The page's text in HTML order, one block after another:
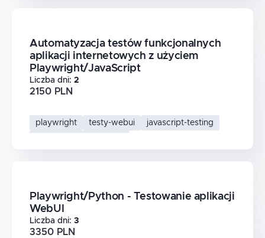
Automatyzacja testów funkcjonalnych
aplikacji internetowych z użyciem
Playwright/JavaScript
Liczba dni: 2
2150 PLN
playwright testy-webui
javascript-testing
Playwright/Python - Testowanie aplikacji
WebUI
Liczba dni: 3
3350 PLN